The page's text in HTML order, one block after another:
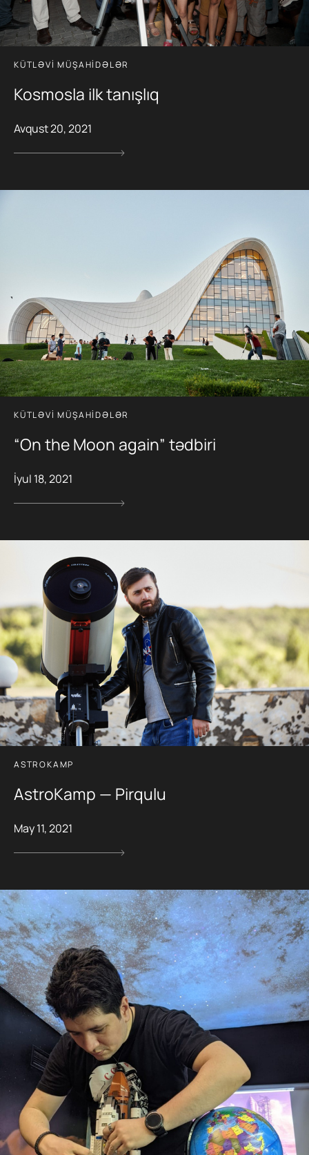
KÜTLƏVI MÜŞAHIDƏLƏR
Kosmosla ilk tanışlıq
Avqust 20, 2021
KÜTLƏVI MÜŞAHIDƏLƏR
“On the Moon again” tədbiri
İyul 18, 2021
ASTROKAMP
AstroKamp — Pirqulu
May 11, 2021